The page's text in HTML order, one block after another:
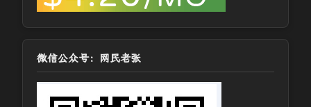
微信公众号：网民老张